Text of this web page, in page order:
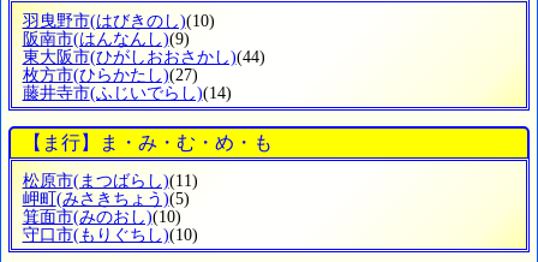
羽曳野市(はびきのし)(10)
阪南市(はんなんし)(9)
東大阪市(ひがしおおさかし)(44)
枚方市(ひらかたし)(27)
藤井寺市(ふじいでらし)(14)
【ま行】ま・み・む・め・も
松原市(まつばらし)(11)
岬町 (みさきちょう)(5)
箕面市(みのおし)(10)
守口市(もりぐちし)(10)